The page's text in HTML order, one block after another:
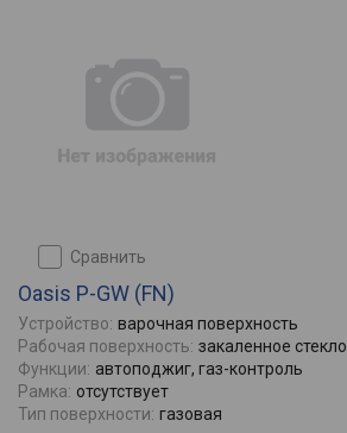
сравнить
Oasis P-GW (FN)
Устройство: варочная поверхность
Рабочая поверхность: закаленное стекло
Функции: автоподжиг, газ-контроль
Рамка: отсутствует
Тип поверхности: газовая